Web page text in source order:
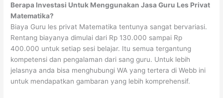
Berapa Investasi Untuk Menggunakan Jasa Guru Les Privat
Matematika?
Biaya Guru les privat Matematika tentunya sangat bervariasi.
Rentang biayanya dimulai dari Rp 130.000 sampai Rp
400.000 untuk setiap sesi belajar. Itu semua tergantung
kompetensi dan pengalaman dari sang guru. Untuk lebih
jelasnya anda bisa menghubungi WA yang tertera di Webb ini
untuk mendapatkan gambaran yang lebih komprehensif.